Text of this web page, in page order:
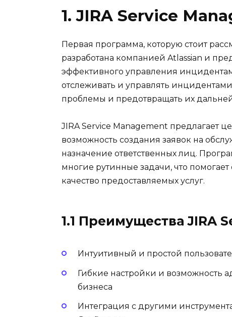
1. JIRA Service
Первая программа, которую стоит
разработана компанией Atlassian и
эффективного управления
отслеживать и управлять
проблемы и предотвращать их
JIRA Service Management предлагает
возможность создания заявок на
назначение ответственных лиц.
многие рутинные задачи, что
качество предоставляемых услуг.
1.1 Преимущества JIRA
Интуитивный и простой
Гибкие настройки и возможность
бизнеса
Интеграция с другими